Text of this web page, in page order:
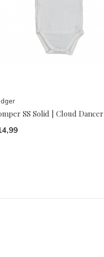
SS Solid | Cloud Dancer